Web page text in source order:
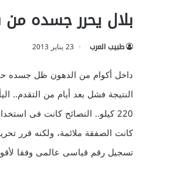
بلال يحرر جسده من سجن
طبيب العرب 23 يناير 2013
داخل أكوام من الدهون ظل جسده
النتيجة فشل بعد أيام من التقدم..
تسجيل رقم قياسى عالمى وفقا لأقوال الأطباء